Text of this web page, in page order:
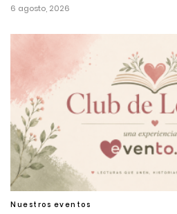
6 agosto, 2026
Nuestros eventos